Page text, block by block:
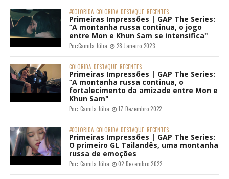
#COLORIDA COLORIDA DESTAQUE RECENTES
Primeiras Impressões | GAP The Series:
“A montanha russa continua, o jogo
entre Mon e Khun Sam se intensifica"
Por:Camila Júlia 28 Janeiro 2023
COLORIDA DESTAQUE RECENTES
Primeiras Impressões | GAP The Series:
“A montanha russa continua, o
fortalecimento da amizade entre Mon e
Khun Sam"
Por: Camila Júlia 17 Dezembro 2022
#COLORIDA COLORIDA DESTAQUE RECENTES
Primeiras Impressões | GAP The Series:
O primeiro GL Tailandês, uma montanha
russa de emoções
Por: Camila Júlia 02 Dezembro 2022